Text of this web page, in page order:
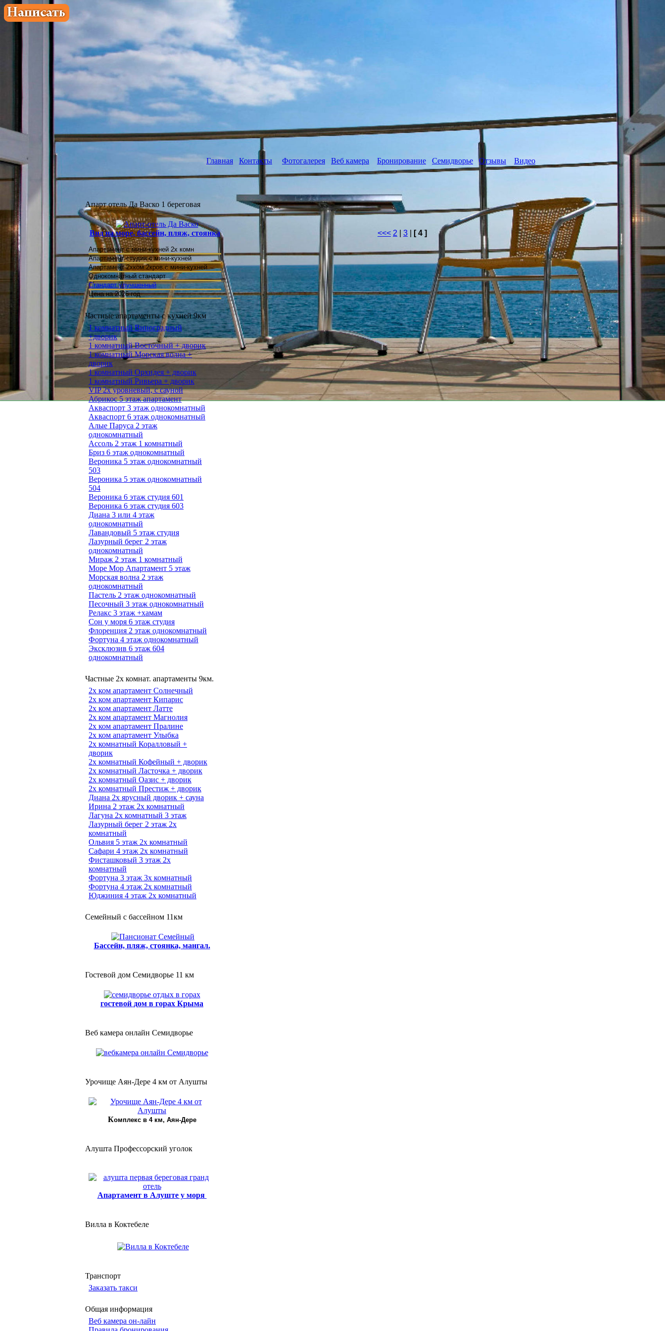
Главная Контакты Фотогалерея Веб камера Бронирование Семидворье Отзывы Видео
Апарт отель Да Васко 1 береговая
Вид на море, бассейн, пляж, стоянка
Апартамент с мини-кухней 2х комн
Апартамент студияс мини-кухней
Апартамент 2хком.2кров.с мини-кухней
Однокомнатный стандарт
Стандарт улучшенный
Цена на 2026 год
Частные апартаменты с кухней 9км
1 комнатный Виноградный
+дворик
1 комнатный Восточный + дворик
1 комнатный Морская волна +
дворик
1 комнатный Орхидея + дворик
1 комнатный Ривьера + дворик
VIP 2х уровневый, с сауной
Абрикос 5 этаж апартамент
Акваспорт 3 этаж однокомнатный
Акваспорт 6 этаж однокомнатный
Алые Паруса 2 этаж
однокомнатный
Ассоль 2 этаж 1 комнатный
Бриз 6 этаж однокомнатный
Вероника 5 этаж однокомнатный
503
Вероника 5 этаж однокомнатный
504
Вероника 6 этаж студия 601
Вероника 6 этаж студия 603
Диана 3 или 4 этаж
однокомнатный
Лавандовый 5 этаж студия
Лазурный берег 2 этаж
однокомнатный
Мираж 2 этаж 1 комнатный
Море Мор Апартамент 5 этаж
Морская волна 2 этаж
однокомнатный
Пастель 2 этаж однокомнатный
Песочный 3 этаж однокомнатный
Релакс 3 этаж +хамам
Сон у моря 6 этаж студия
Флоренция 2 этаж однокомнатный
Фортуна 4 этаж однокомнатный
Эксклюзив 6 этаж 604
однокомнатный
Частные 2х комнат. апартаменты 9км.
2х ком апартамент Солнечный
2х ком апартамент Кипарис
2х ком апартамент Латте
2х ком апартамент Магнолия
2х ком апартамент Пралине
2х ком апартамент Улыбка
2х комнатный Коралловый +
дворик
2х комнатный Кофейный + дворик
2х комнатный Ласточка + дворик
2х комнатный Оазис + дворик
2х комнатный Престиж + дворик
Диана 2х ярусный дворик + сауна
Ирина 2 этаж 2х комнатный
Лагуна 2х комнатный 3 этаж
Лазурный берег 2 этаж 2х
комнатный
Ольвия 5 этаж 2х комнатный
Сафари 4 этаж 2х комнатный
Фисташковый 3 этаж 2х
комнатный
Фортуна 3 этаж 3х комнатный
Фортуна 4 этаж 2х комнатный
Юджиния 4 этаж 2х комнатный
Семейный с бассейном 11км
Бассейн, пляж, стоянка, мангал.
Гостевой дом Семидворье 11 км
гостевой дом в горах Крыма
Веб камера онлайн Семидворье
Урочище Аян-Дере 4 км от Алушты
Комплекс в 4 км, Аян-Дере
Алушта Профессорский уголок
Апартамент в Алуште у моря
Вилла в Коктебеле
Транспорт
Заказать такси
Общая информация
Веб камера он-лайн
<<< 2 3 [ 4 ]